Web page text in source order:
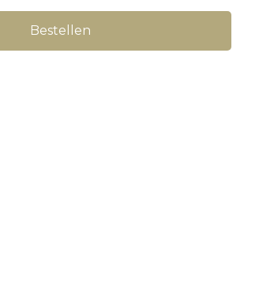
Bestellen